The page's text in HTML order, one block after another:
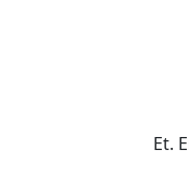
Et.